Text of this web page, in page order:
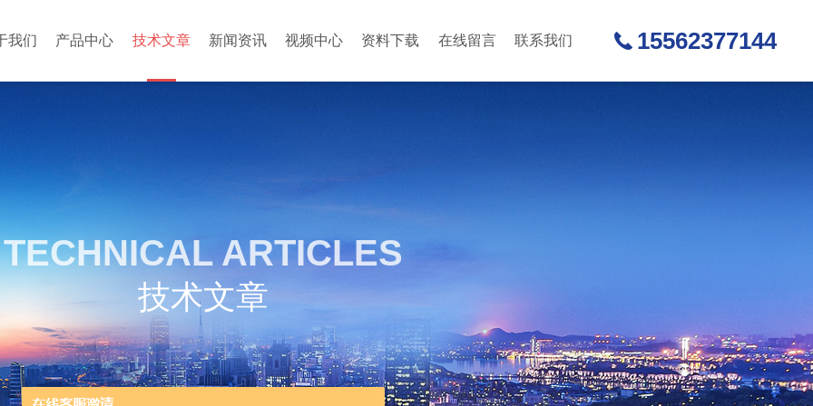
我们 产品中心 技术文章 新闻资讯 视频中心 资料下载 在线留言 联系我们 15562377144
TECHNICAL ARTICLES
技术文章